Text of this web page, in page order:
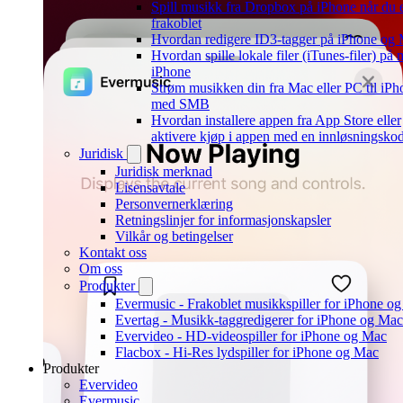
Spill musikk fra Dropbox på iPhone når du
frakoblet
Hvordan redigere ID3-tagger på iPhone og
Hvordan spille lokale filer (iTunes-filer) på
iPhone
Strøm musikken din fra Mac eller PC til
med SMB
Hvordan installere appen fra App Store eller
aktivere kjøp i appen med en
Juridisk
Juridisk merknad
Lisensavtale
Personvernerklæring
Retningslinjer for informasjonskapsler
Vilkår og betingelser
Kontakt oss
Om oss
Produkter
Evermusic - Frakoblet musikkspiller for iPhone
Evertag - Musikk-taggredigerer for iPhone og Mac
Evervideo - HD-videospiller for iPhone og Mac
Flacbox - Hi-Res lydspiller for iPhone og Mac
Produkter
Evervideo